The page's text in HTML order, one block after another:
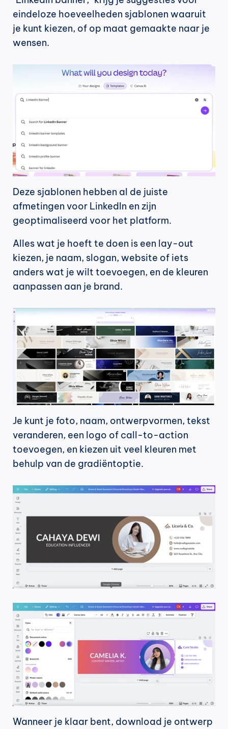
eindeloze hoeveelheden sjablonen waaruit
je kunt kiezen, of op maat gemaakte naar je
wensen.
Deze sjablonen hebben al de juiste
afmetingen voor LinkedIn en zijn
geoptimaliseerd voor het platform.
Alles wat je hoeft te doen is een lay-out
kiezen, je naam, slogan, website of iets
anders wat je wilt toevoegen, en de kleuren
aanpassen aan je brand.
Je kunt je foto, naam, ontwerpvormen, tekst
veranderen, een logo of call-to-action
toevoegen, en kiezen uit veel kleuren met
behulp van de gradiëntoptie.
Wanneer je klaar bent, download je ontwerp